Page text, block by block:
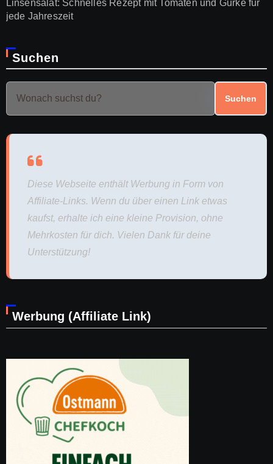
Linsensalat: Schnelles Rezept mit Tomaten und Gurke für
jede Jahreszeit
Suchen
Suchen
Diese Webseite enthält Werbung in Form von
Affiliate-Links. Wenn du über einen Link etwas
kaufst, erhalte ich eine kleine Provision, ohne
Mehrkosten für dich. Vielen Dank für deine
Unterstützung!
Werbung (Affiliate Link)